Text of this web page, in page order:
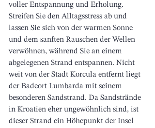
voller Entspannung und Erholung.
Streifen Sie den Alltagsstress ab und
lassen Sie sich von der warmen Sonne
und dem sanften Rauschen der Wellen
verwöhnen, während Sie an einem
abgelegenen Strand entspannen. Nicht
weit von der Stadt Korcula entfernt liegt
der Badeort Lumbarda mit seinem
besonderen Sandstrand. Da Sandstrände
in Kroatien eher ungewöhnlich sind, ist
dieser Strand ein Höhepunkt der Insel